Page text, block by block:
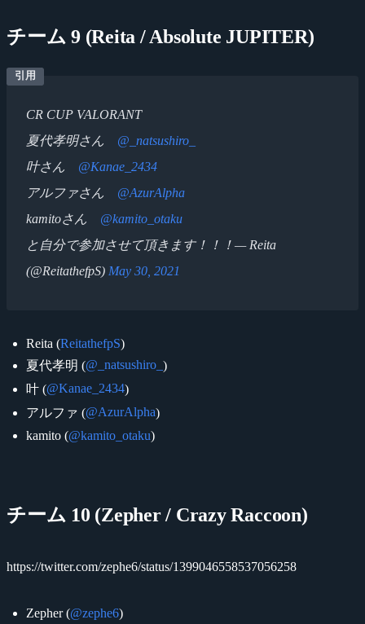
チーム 9 (Reita / Absolute JUPITER)
CR CUP VALORANT
夏代孝明さん @_natsushiro_
叶さん @Kanae_2434
アルファさん @AzurAlpha
kamitoさん @kamito_otaku
と自分で参加させて頂きます！！！— Reita
(@ReitathefpS) May 30, 2021
Reita (ReitathefpS)
夏代孝明 (@_natsushiro_ )
叶 (@Kanae_2434)
アルファ (@AzurAlpha)
kamito (@kamito_otaku)
チーム 10 (Zepher / Crazy Raccoon)
https://twitter.com/zephe6/status/1399046558537056258
Zepher (@zephe6)